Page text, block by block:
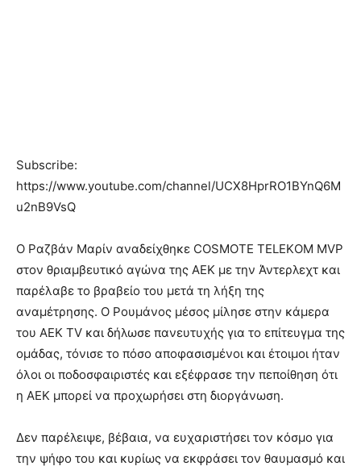
Subscribe:
https://www.youtube.com/channel/UCX8HprRO1BYnQ6M
u2nB9VsQ
O Ραζβάν Μαρίν αναδείχθηκε COSMOTE TELEΚOM MVP
στον θριαμβευτικό αγώνα της ΑΕΚ με την Άντερλεχτ και
παρέλαβε το βραβείο του μετά τη λήξη της
αναμέτρησης. Ο Ρουμάνος μέσος μίλησε στην κάμερα
του AEK TV και δήλωσε πανευτυχής για το επίτευγμα της
ομάδας, τόνισε το πόσο αποφασισμένοι και έτοιμοι ήταν
όλοι οι ποδοσφαιριστές και εξέφρασε την πεποίθηση ότι
η ΑΕΚ μπορεί να προχωρήσει στη διοργάνωση.
Δεν παρέλειψε, βέβαια, να ευχαριστήσει τον κόσμο για
την ψήφο του και κυρίως να εκφράσει τον θαυμασμό και